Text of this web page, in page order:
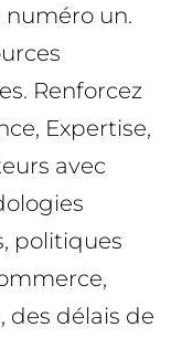
numéro un.
Renforcez
Expertise,
avec
politiques
des délais de